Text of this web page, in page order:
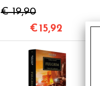
€ 19,90
€ 15,92